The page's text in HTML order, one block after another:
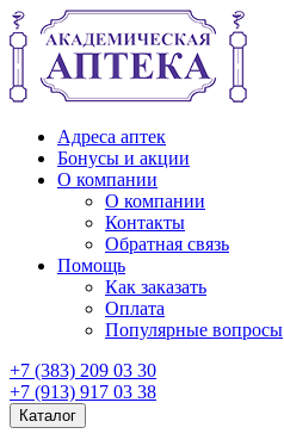
Адреса аптек
Бонусы и акции
О компании
О компании
Контакты
Обратная связь
Помощь
Как заказать
Оплата
Популярные вопросы
+7 (383) 209 03 30
+7 (913) 917 03 38
Каталог